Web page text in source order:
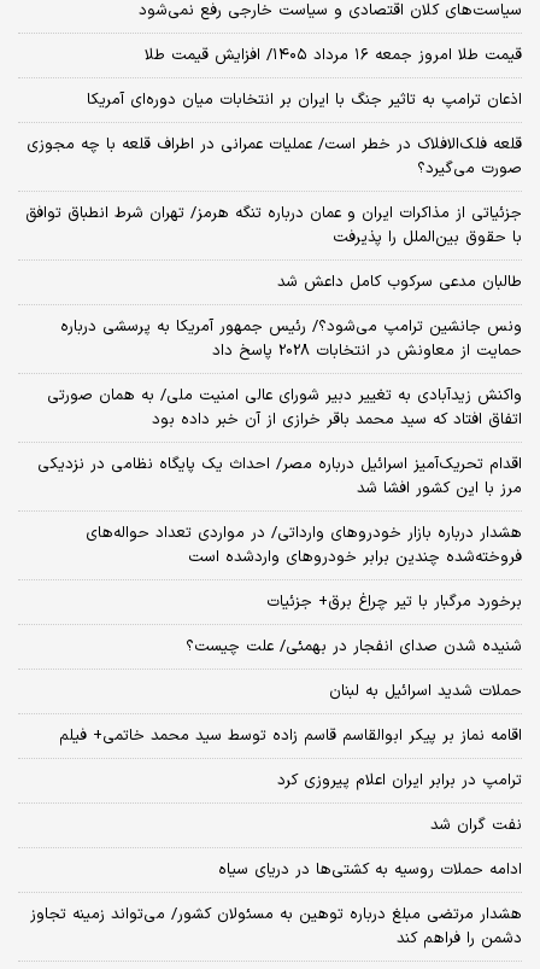
سیاست‌های کلان اقتصادی و سیاست خارجی رفع نمی‌شود
قیمت طلا امروز جمعه ۱۶ مرداد ۱۴۰۵/ افزایش قیمت طلا
اذعان ترامپ به تاثیر جنگ با ایران بر انتخابات میان دوره‌ای آمریکا
قلعه فلک‌الافلاک در خطر است/ عملیات عمرانی در اطراف قلعه با چه مجوزی
صورت می‌گیرد؟
جزئیاتی از مذاکرات ایران و عمان درباره تنگه هرمز/ تهران شرط انطباق توافق
با حقوق بین‌الملل را پذیرفت
طالبان مدعی سرکوب کامل داعش شد
ونس جانشین ترامپ می‌شود؟/ رئیس جمهور آمریکا به پرسشی درباره
حمایت از معاونش در انتخابات 2028 پاسخ داد
واکنش زیدآبادی به تغییر دبیر شورای عالی امنیت ملی/ به همان صورتی
اتفاق افتاد که سید محمد باقر خرازی از آن خبر داده بود
اقدام تحریک‌آمیز اسرائیل درباره مصر/ احداث یک پایگاه نظامی در نزدیکی
مرز با این کشور افشا شد
هشدار درباره بازار خودروهای وارداتی/ در مواردی تعداد حواله‌های
فروخته‌شده چندین برابر خودروهای واردشده است
برخورد مرگبار با تیر چراغ برق+ جزئیات
شنیده شدن صدای انفجار در بهمئی/ علت چیست؟
حملات شدید اسرائیل به لبنان
اقامه نماز بر پیکر ابوالقاسم قاسم زاده توسط سید محمد خاتمی+ فیلم
ترامپ در برابر ایران اعلام پیروزی کرد
نفت گران شد
ادامه حملات روسیه به کشتی‌ها در دریای سیاه
هشدار مرتضی مبلغ درباره توهین به مسئولان کشور/ می‌تواند زمینه تجاوز
دشمن را فراهم کند